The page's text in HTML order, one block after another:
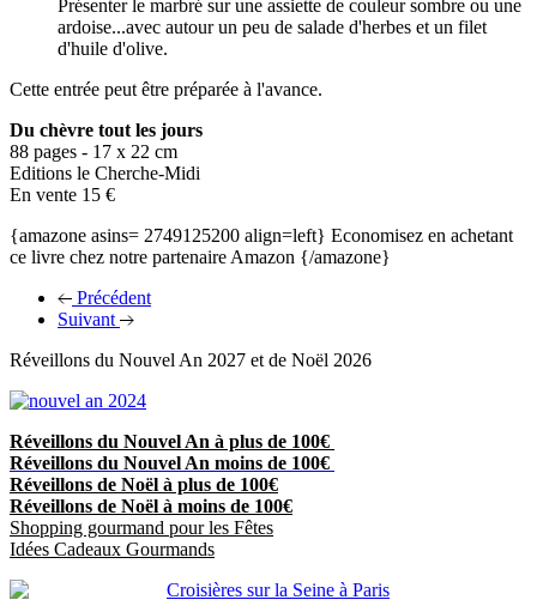
Présenter le marbré sur une assiette de couleur sombre ou une
ardoise...avec autour un peu de salade d'herbes et un filet
d'huile d'olive.
Cette entrée peut être préparée à l'avance.
Du chèvre tout les jours
88 pages - 17 x 22 cm
Editions le Cherche-Midi
En vente 15 €
{amazone asins= 2749125200 align=left} Economisez en achetant
ce livre chez notre partenaire Amazon {/amazone}
Précédent
Suivant
Réveillons du Nouvel An 2027 et de Noël 2026
Réveillons du Nouvel An à plus de 100€
Réveillons du Nouvel An moins de 100€
Réveillons de Noël à plus de 100€
Réveillons de Noël à moins de 100€
Shopping gourmand pour les Fêtes
Idées Cadeaux Gourmands